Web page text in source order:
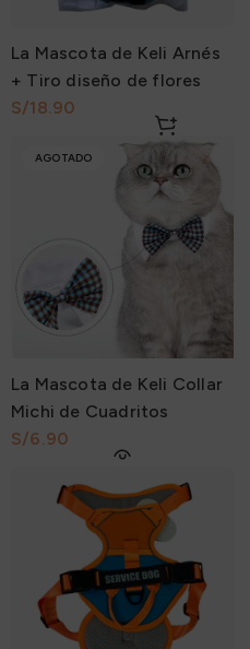
La Mascota de Keli Arnés
+ Tiro diseño de flores
Talla S
S/
AGOTADO
La Mascota de Keli Collar
Michi de Cuadritos
S/